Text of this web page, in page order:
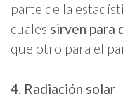
parte de la
cuales sirven para
que otro para el
4. Radiación solar